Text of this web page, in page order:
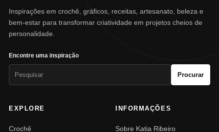
Inspirações em crochê, gráficos, receitas, artesanato, beleza e
bem-estar para transformar criatividade em projetos cheios de
personalidade.
Encontre uma inspiração
Procurar
EXPLORE
Crochê
INFORMAÇÕES
Sobre Katia Ribeiro